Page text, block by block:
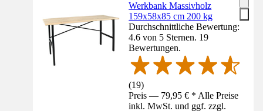
Werkbank Massivholz
159x58x85 cm 200 kg
Durchschnittliche Bewertung:
4.6 von 5 Sternen. 19
Bewertungen.
(19)
Preis — 79,95 € * Alle Preise
inkl. MwSt. und ggf. zzgl.